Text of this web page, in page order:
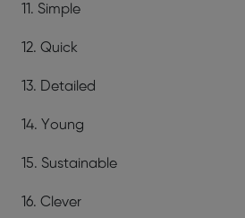
11. Simple
12. Quick
13. Detailed
14. Young
15. Sustainable
16. Clever